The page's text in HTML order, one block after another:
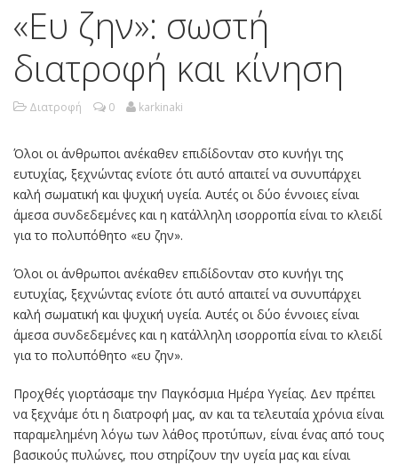
«Ευ ζην»: σωστή
διατροφή και κίνηση
Διατροφή 0 karkinaki
Όλοι οι άνθρωποι ανέκαθεν επιδίδονταν στο κυνήγι της
ευτυχίας, ξεχνώντας ενίοτε ότι αυτό απαιτεί να συνυπάρχει
καλή σωματική και ψυχική υγεία. Αυτές οι δύο έννοιες είναι
άμεσα συνδεδεμένες και η κατάλληλη ισορροπία είναι το κλειδί
για το πολυπόθητο «ευ ζην».
Όλοι οι άνθρωποι ανέκαθεν επιδίδονταν στο κυνήγι της
ευτυχίας, ξεχνώντας ενίοτε ότι αυτό απαιτεί να συνυπάρχει
καλή σωματική και ψυχική υγεία. Αυτές οι δύο έννοιες είναι
άμεσα συνδεδεμένες και η κατάλληλη ισορροπία είναι το κλειδί
για το πολυπόθητο «ευ ζην».
Προχθές γιορτάσαμε την Παγκόσμια Ημέρα Υγείας. Δεν πρέπει
να ξεχνάμε ότι η διατροφή μας, αν και τα τελευταία χρόνια είναι
παραμελημένη λόγω των λάθος προτύπων, είναι ένας από τους
βασικούς πυλώνες, που στηρίζουν την υγεία μας και είναι